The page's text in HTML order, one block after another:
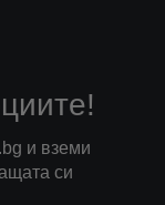
и вземи
си